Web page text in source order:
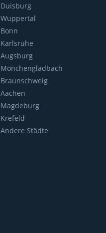
Duisburg
Wuppertal
Bonn
Karlsruhe
Augsburg
Mönchengladbach
Braunschweig
Aachen
Magdeburg
Krefeld
Andere Städte